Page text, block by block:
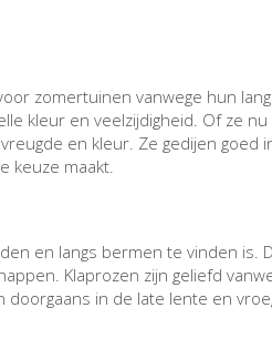
zomertuinen vanwege hun
kleur en veelzijdigheid. Of ze
en kleur. Ze gedijen goed
keuze maakt.
en langs bermen te vinden is.
Klaprozen zijn geliefd
in de late lente en